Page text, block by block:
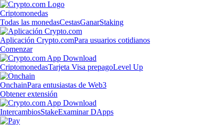
Criptomonedas
Todas las monedasCestasGanarStaking
Aplicación Crypto.comPara usuarios cotidianos
Comenzar
CriptomonedasTarjeta Visa prepagoLevel Up
OnchainPara entusiastas de Web3
Obtener extensión
IntercambiosStakeExaminar DApps